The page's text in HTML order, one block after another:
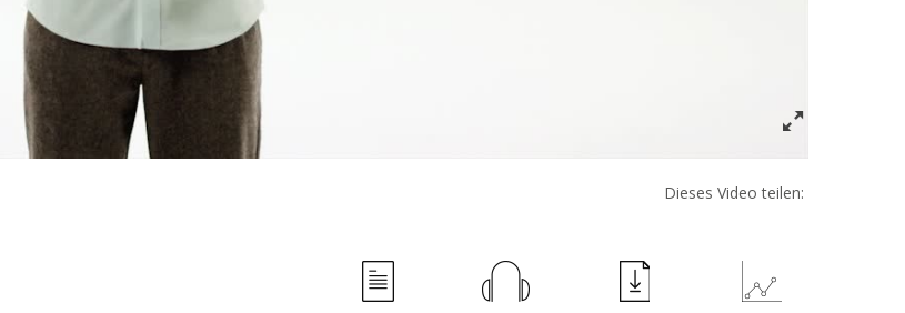
Dieses Video teilen: